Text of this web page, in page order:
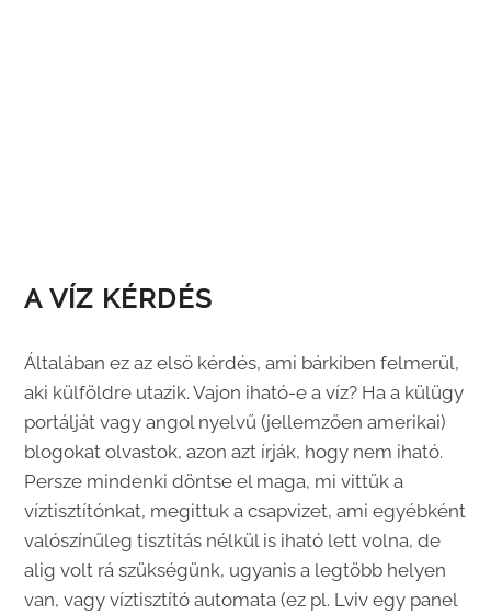
A VÍZ KÉRDÉS
Általában ez az első kérdés, ami bárkiben felmerül,
aki külföldre utazik. Vajon iható-e a víz? Ha a külügy
portálját vagy angol nyelvű (jellemzően amerikai)
blogokat olvastok, azon azt írják, hogy nem iható.
Persze mindenki döntse el maga, mi vittük a
víztisztítónkat, megittuk a csapvizet, ami egyébként
valószínűleg tisztítás nélkül is iható lett volna, de
alig volt rá szükségünk, ugyanis a legtöbb helyen
van, vagy víztisztító automata (ez pl. Lviv egy panel